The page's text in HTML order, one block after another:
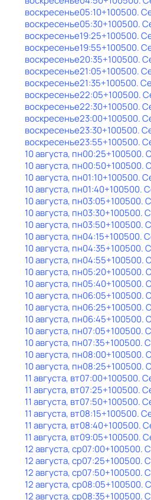
воскресенье05:10+100500.
воскресенье05:30+100500.
воскресенье19:25+100500.
воскресенье19:55+100500.
воскресенье20:35+100500.
воскресенье21:05+100500.
воскресенье21:35+100500.
воскресенье22:05+100500.
воскресенье22:30+100500.
воскресенье23:00+100500.
воскресенье23:30+100500.
воскресенье23:55+100500.
10 августа, пн00:25+100500.
10 августа, пн00:50+100500.
10 августа, пн01:10+100500.
10 августа, пн01:40+100500.
10 августа, пн03:05+100500.
10 августа, пн03:30+100500.
10 августа, пн03:50+100500.
10 августа, пн04:15+100500.
10 августа, пн04:35+100500.
10 августа, пн04:55+100500.
10 августа, пн05:20+100500.
10 августа, пн05:40+100500.
10 августа, пн06:05+100500.
10 августа, пн06:25+100500.
10 августа, пн06:45+100500.
10 августа, пн07:05+100500.
10 августа, пн07:35+100500.
10 августа, пн08:00+100500.
10 августа, пн08:25+100500.
11 августа, вт07:00+100500.
11 августа, вт07:25+100500.
11 августа, вт07:50+100500.
11 августа, вт08:15+100500.
11 августа, вт08:40+100500.
11 августа, вт09:05+100500.
12 августа, ср07:00+100500.
12 августа, ср07:25+100500.
12 августа, ср07:50+100500.
12 августа, ср08:05+100500.
12 августа, ср08:35+100500.